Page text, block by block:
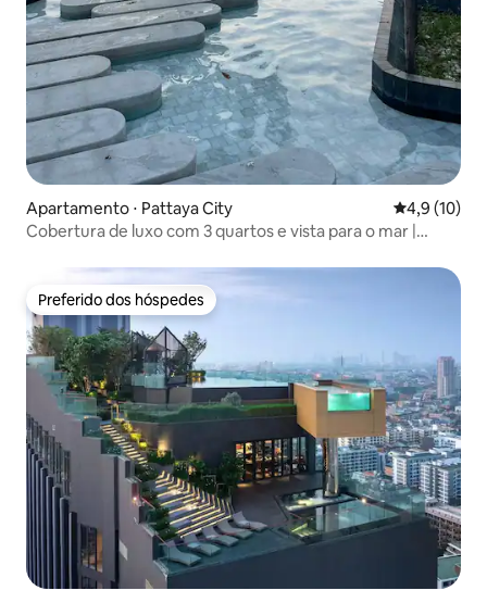
Apartamento ⋅ Pattaya City 4,9 de uma
4,9 (10)
Cobertura de luxo com 3 quartos e vista para o mar |
Preferido dos hóspedes
Preferido dos hóspedes